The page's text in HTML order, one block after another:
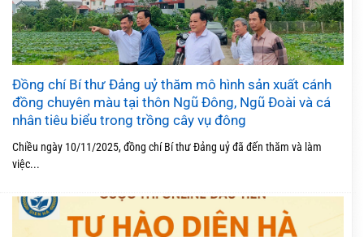
Đồng chí Bí thư Đảng uỷ thăm mô hình sản xuất cánh
đồng chuyên màu tại thôn Ngũ Đông, Ngũ Đoài và cá
nhân tiêu biểu trong trồng cây vụ đông
Chiều ngày 10/11/2025, đồng chí Bí thư Đảng uỷ đã đến thăm và làm
việc...